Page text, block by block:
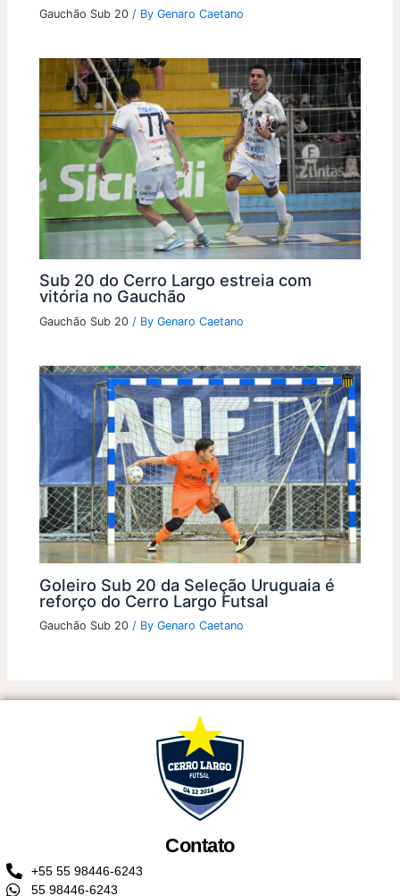
Gauchão Sub 20 / ByGenaro Caetano
Sub 20 do Cerro Largo estreia com
vitória no Gauchão
Gauchão Sub 20 / ByGenaro Caetano
Goleiro Sub 20 da Seleção Uruguaia é
reforço do Cerro Largo Futsal
Gauchão Sub 20 / ByGenaro Caetano
Contato
+55 55 98446-6243
55 98446-6243